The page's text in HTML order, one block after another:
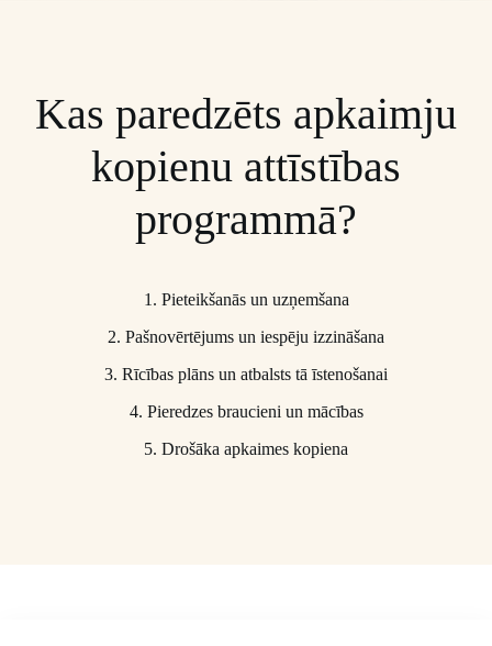
Kas paredzēts apkaimju
kopienu attīstības
programmā?
1. Pieteikšanās un uzņemšana
2. Pašnovērtējums un iespēju izzināšana
3. Rīcības plāns un atbalsts tā īstenošanai
4. Pieredzes braucieni un mācības
5. Drošāka apkaimes kopiena